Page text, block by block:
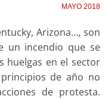
MAYO 2018
Arizona…, son
un incendio que se
huelgas en el sector
de año no
de protesta.